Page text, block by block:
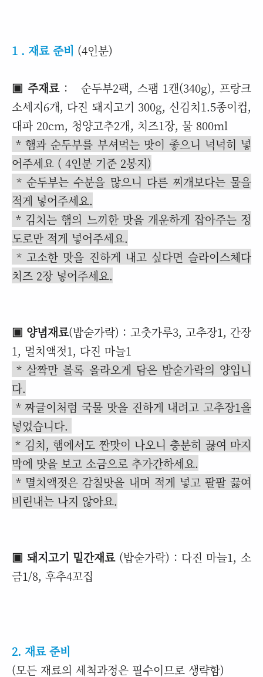
1 . 재료 준비 (4인분)
▣ 주재료: 순두부2팩, 스팸 1캔(340g), 프랑크
소세지6개, 다진 돼지고기 300g, 신김치1.5종이컵,
대파 20cm, 청양고추2개, 치즈1장, 물 800ml
* 햄과 순두부를 부셔먹는 맛이 좋으니 넉넉히 넣
어주세요 ( 4인분 기준 2봉지)
* 순두부는 수분을 많으니 다른 찌개보다는 물을
적게 넣어주세요.
* 김치는 햄의 느끼한 맛을 개운하게 잡아주는 정
도로만 적게 넣어주세요.
* 고소한 맛을 진하게 내고 싶다면 슬라이스체다
치즈 2장 넣어주세요.
▣ 양념재료(밥숟가락) : 고춧가루3, 고추장1, 간장
1, 멸치액젓1, 다진 마늘1
* 살짝만 볼록 올라오게 담은 밥숟가락의 양입니
다.
* 짜글이처럼 국물 맛을 진하게 내려고 고추장1을
넣었습니다.
* 김치, 햄에서도 짠맛이 나오니 충분히 끓여 마지
막에 맛을 보고 소금으로 추가간하세요.
* 멸치액젓은 감칠맛을 내며 적게 넣고 팔팔 끓여
비린내는 나지 않아요.
▣ 돼지고기 밑간재료(밥숟가락) : 다진 마늘1, 소
금1/8, 후추4꼬집
2. 재료 준비
(모든 재료의 세척과정은 필수이므로 생략함)